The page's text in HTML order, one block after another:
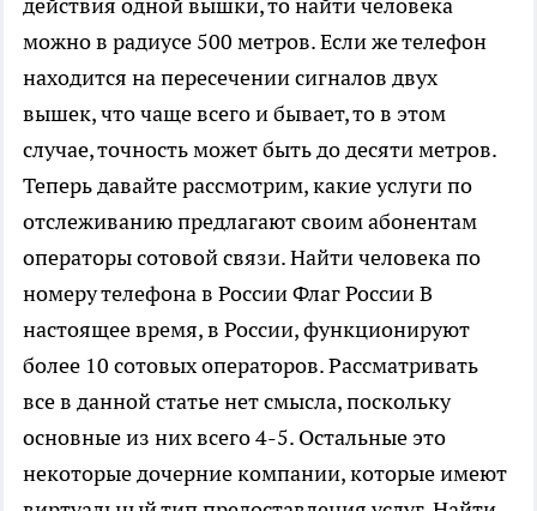
действия одной вышки, то найти человека
можно в радиусе 500 метров. Если же телефон
находится на пересечении сигналов двух
вышек, что чаще всего и бывает, то в этом
случае, точность может быть до десяти метров.
Теперь давайте рассмотрим, какие услуги по
отслеживанию предлагают своим абонентам
операторы сотовой связи. Найти человека по
номеру телефона в России Флаг России В
настоящее время, в России, функционируют
более 10 сотовых операторов. Рассматривать
все в данной статье нет смысла, поскольку
основные из них всего 4-5. Остальные это
некоторые дочерние компании, которые имеют